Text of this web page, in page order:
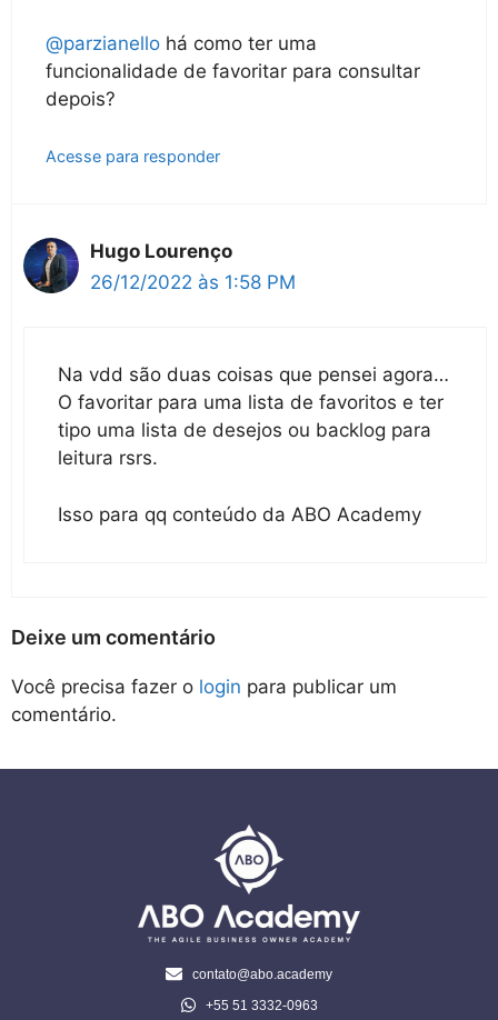
@parzianello há como ter uma
funcionalidade de favoritar para consultar
depois?
Acesse para responder
Hugo Lourenço
26/12/2022 às 1:58 PM
Na vdd são duas coisas que pensei agora…
O favoritar para uma lista de favoritos e ter
tipo uma lista de desejos ou backlog para
leitura rsrs.
Isso para qq conteúdo da ABO Academy
Deixe um comentário
Você precisa fazer o login para publicar um
comentário.
contato@abo.academy
+55 51 3332-0963